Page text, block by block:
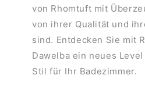
von Rhomtuft mit
von ihrer Qualität und
sind. Entdecken Sie mit
Dawelba ein neues
Stil für Ihr Badezimmer.